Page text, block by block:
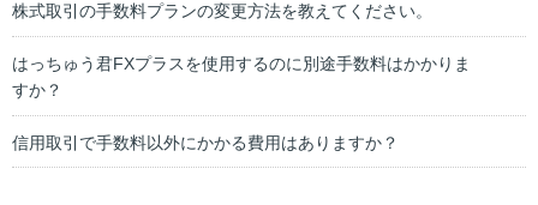
株式取引の手数料プランの変更方法を教えてください。
はっちゅう君FXプラスを使用するのに別途手数料はかかりま
すか？
信用取引で手数料以外にかかる費用はありますか？